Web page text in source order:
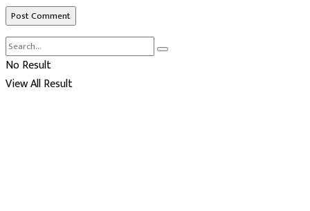
No Result
View All Result